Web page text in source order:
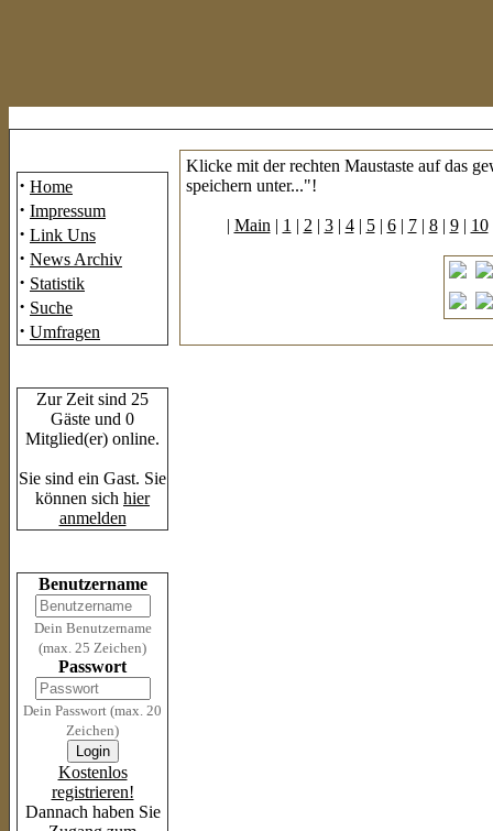
· Home
· Impressum
· Link Uns
· News Archiv
· Statistik
· Suche
· Umfragen
Zur Zeit sind 25
Gäste und 0
Mitglied(er) online.
Sie sind ein Gast. Sie
können sich hier
anmelden
Benutzername
Dein Benutzername
(max. 25 Zeichen)
Passwort
Dein Passwort (max. 20
Zeichen)
Kostenlos
registrieren!
Dannach haben Sie
Klicke mit der rechten Maustaste auf das
speichern unter..."!
| Main | 1 | 2 | 3| 4| 5| 6| 7| 8| 9| 10